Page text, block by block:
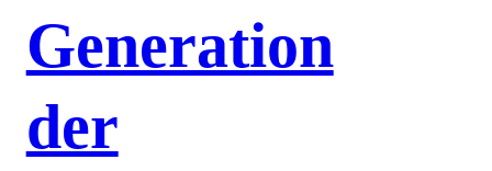
Generation
der